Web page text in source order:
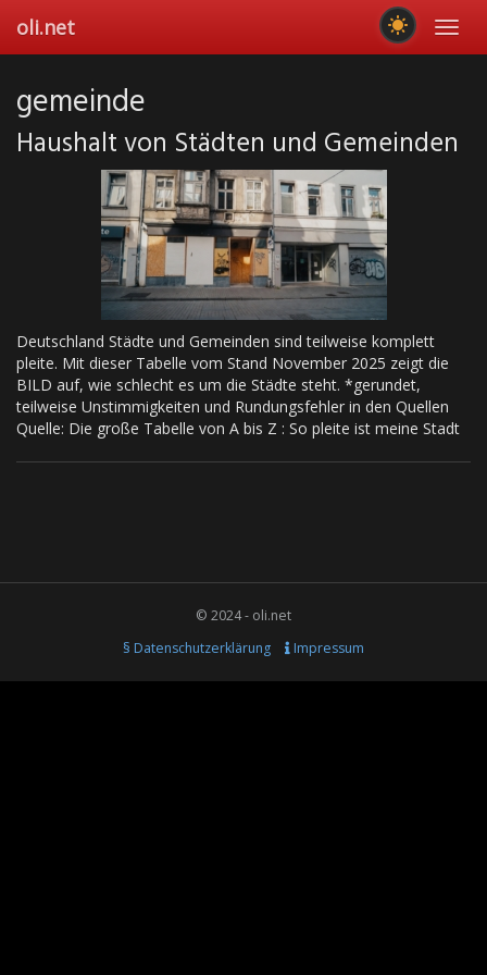
main
oli.net
gemeinde
Haushalt von Städten und Gemeinden
Deutschland Städte und Gemeinden sind teilweise komplett
pleite. Mit dieser Tabelle vom Stand November 2025 zeigt die
BILD auf, wie schlecht es um die Städte steht. *gerundet,
teilweise Unstimmigkeiten und Rundungsfehler in den Quellen
Quelle: Die große Tabelle von A bis Z : So pleite ist meine Stadt
© 2024 - oli.net
§ Datenschutzerklärung
Impressum